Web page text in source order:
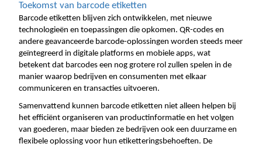
Toekomst van barcode etiketten
Barcode etiketten blijven zich ontwikkelen, met nieuwe
technologieën en toepassingen die opkomen. QR-codes en
andere geavanceerde barcode-oplossingen worden steeds meer
geïntegreerd in digitale platforms en mobiele apps, wat
betekent dat barcodes een nog grotere rol zullen spelen in de
manier waarop bedrijven en consumenten met elkaar
communiceren en transacties uitvoeren.
Samenvattend kunnen barcode etiketten niet alleen helpen bij
het efficiënt organiseren van productinformatie en het volgen
van goederen, maar bieden ze bedrijven ook een duurzame en
flexibele oplossing voor hun etiketteringsbehoeften. De